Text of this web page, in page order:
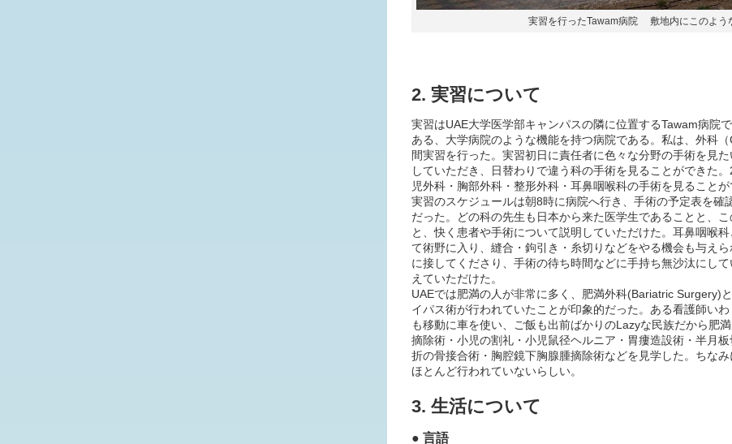
実習を行ったTawam病院 敷地内にこのよう
2. 実習について
実習はUAE大学医学部キャンパスの隣に位置するTawam病院
ある、大学病院のような機能を持つ病院である。私は、外科
間実習を行った。実習初日に責任者に色々な分野の手術を見
していただき、日替わりで違う科の手術を見ることができた
児外科・胸部外科・整形外科・耳鼻咽喉科の手術を見ることが
実習のスケジュールは朝8時に病院へ行き、手術の予定表を確
だった。どの科の先生も日本から来た医学生であることと、
と、快く患者や手術について説明していただけた。耳鼻咽喉
て術野に入り、縫合・鉤引き・糸切りなどをやる機会も与え
に接してくださり、手術の待ち時間などに手持ち無沙汰にし
えていただけた。
UAEでは肥満の人が非常に多く、肥満外科(Bariatric Surgery)
イパス術が行われていたことが印象的だった。ある看護師い
も移動に車を使い、ご飯も出前ばかりのLazyな民族だから肥
摘除術・小児の割礼・小児鼠径ヘルニア・胃瘻造設術・半月
折の骨接合術・胸腔鏡下胸腺腫摘除術などを見学した。ちな
ほとんど行われていないらしい。
3. 生活について
● 言語